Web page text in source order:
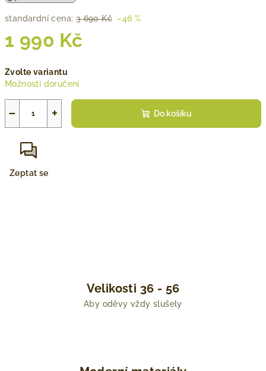
standardní cena: 3 690 Kč –46 %
1 990 Kč
cena:
Zvolte variantu
Možnosti doručení
+
− Do košíku
Zeptat se
Velikosti 36 - 56
Aby oděvy vždy slušely